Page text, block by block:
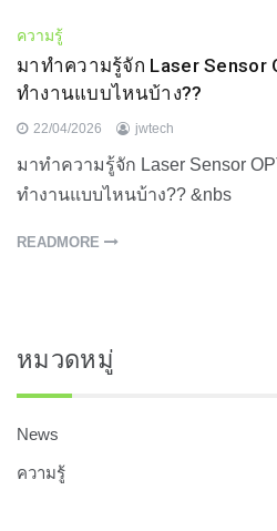
ความรู้
มาทำความรู้จัก Laser Sensor
ทำงานแบบไหนบ้าง??
22/04/2026 jwtech
มาทำความรู้จัก Laser Sensor
ทำงานแบบไหนบ้าง?? &nbs
READMORE
หมวดหมู่
News
ความรู้